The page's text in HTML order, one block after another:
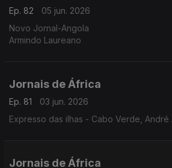
Ep. 82
05 jun. 2026
Novo Jornal-Angola
Armindo Laureano
Jornais de África
Ep. 81
03 jun. 2026
Expresso das ilhas - Cabo Verde, André
Jornais de África